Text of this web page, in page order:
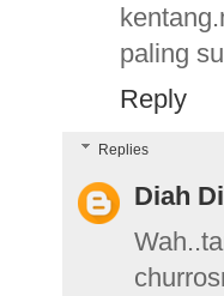
paling
Reply
Replies
Diah